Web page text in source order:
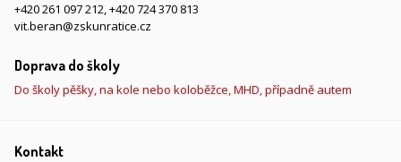
+420 261 097 212,+420 724 370 813
vit.beran@zskunratice.cz
Doprava do školy
Do školy pěšky, na kole nebo koloběžce, MHD, případně autem
Kontakt